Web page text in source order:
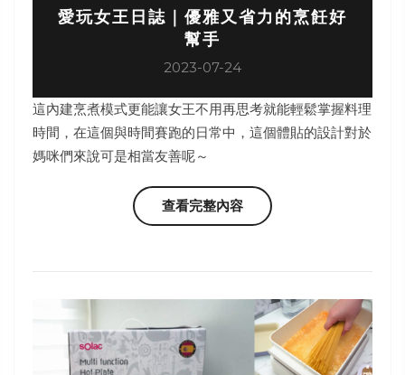
愛玩女王日誌｜優雅又省力的烹飪好
幫手
2023-07-24
這內建烹煮模式更能讓女王不用再思考就能輕鬆掌握料理
時間，在這個與時間賽跑的日常中，這個體貼的設計對於
媽咪們來說可是相當友善呢～
查看完整內容